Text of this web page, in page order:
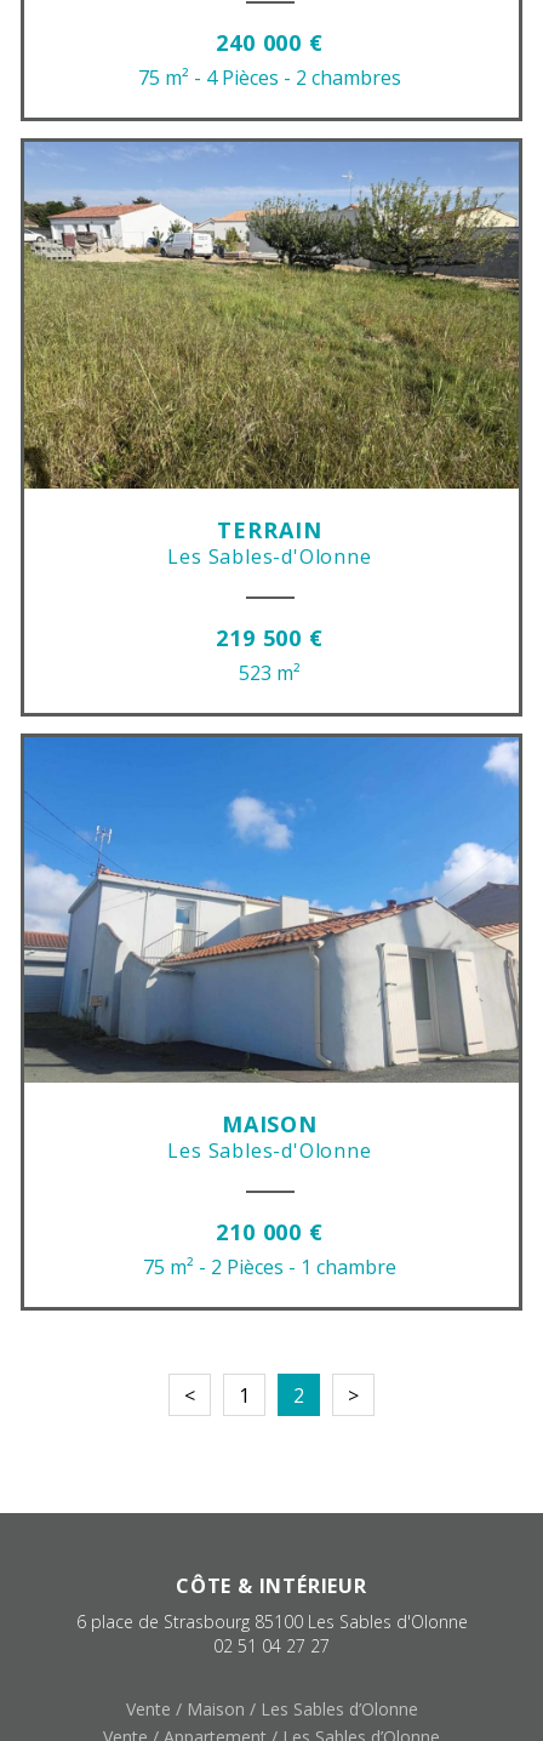
240 000 €
75 m² - 4 Pièces - 2 chambres
TERRAIN
Les Sables-d'Olonne
219 500 €
523 m²
MAISON
Les Sables-d'Olonne
210 000 €
75 m² - 2 Pièces - 1 chambre
< 1 2 >
CÔTE & INTÉRIEUR
6 place de Strasbourg 85100 Les Sables d'Olonne
02 51 04 27 27
Vente / Maison / Les Sables d’Olonne